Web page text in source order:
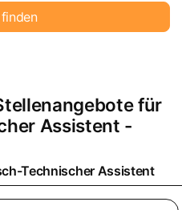
für
Assistent -
Technischer Assistent